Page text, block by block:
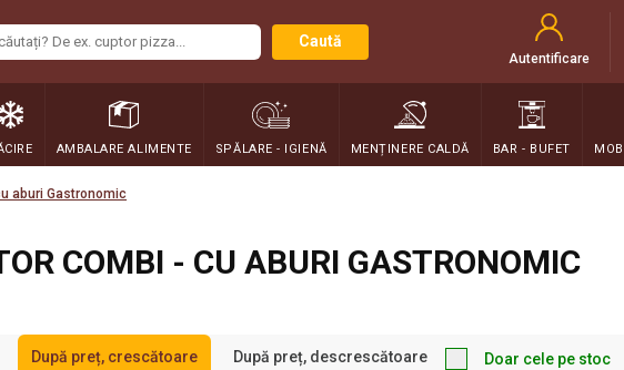
Caută
Autentificare
AMBALARE ALIMENTE SPĂLARE - IGIENĂ MENȚINERE CALDĂ BAR - BUFET
aburi Gastronomic
COMBI - CU ABURI GASTRONOMIC
După preț, crescătoare După preț, descrescătoare Doar cele pe stoc